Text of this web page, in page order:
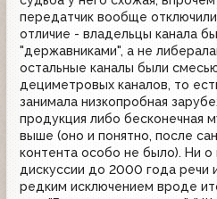
передатчик вообще
отличие - владельцы канала
"державниками", а не
остальные каналы были
дециметровых каналов, то
занимала низкопробная
продукция либо бесконечная
выше (оно и понятно, после
контента особо не было). Ни о
дискуссии до 2000 года речи
редким исключением вроде